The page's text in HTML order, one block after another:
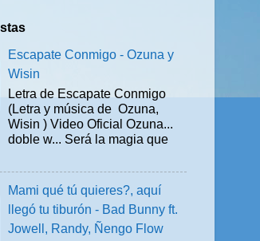
Escapate Conmigo - Ozuna y
Wisin
Letra de Escapate Conmigo
(Letra y música de Ozuna,
Wisin ) Video Oficial Ozuna...
doble w... Será la magia que
Mami qué tú quieres?, aquí
llegó tu tiburón - Bad Bunny ft.
Jowell, Randy, Ñengo Flow